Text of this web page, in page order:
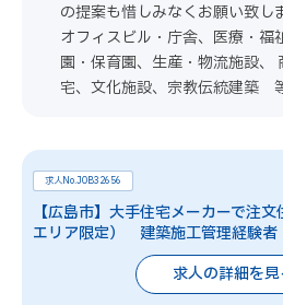
の提案も惜しみなくお願い致し
オフィスビル・庁舎、医療・福
園・保育園、生産・物流施設、
宅、文化施設、宗教伝統建築
求人No.JOB32656
【広島市】大手住宅メーカーで注
エリア限定） 建築施工管理経験者
求人の詳細を見